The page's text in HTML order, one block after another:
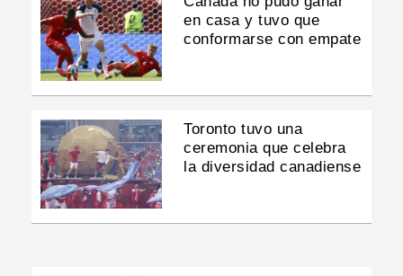
en casa y tuvo que
conformarse con empate
Toronto tuvo una
ceremonia que celebra
la diversidad canadiense